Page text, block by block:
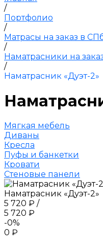
/
Портфолио
/
Матрасы на заказ в
/
Наматрасники на
/
Наматрасник «Дуэт-2»
Мягкая мебель
Диваны
Кресла
Пуфы и банкетки
Кровати
Стеновые панели
Наматрасник «Дуэт-2»
5 720 ₽ /
5 720 ₽
-0%
0 ₽